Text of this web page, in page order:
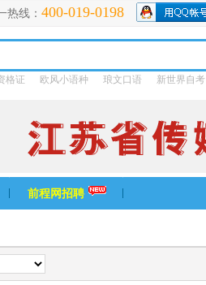
热线： 400-019-0198
格证 欧风小语种 琅文口语 新世界自考
前程网招聘